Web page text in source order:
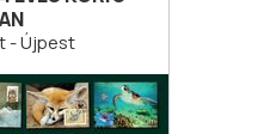
- Újpest